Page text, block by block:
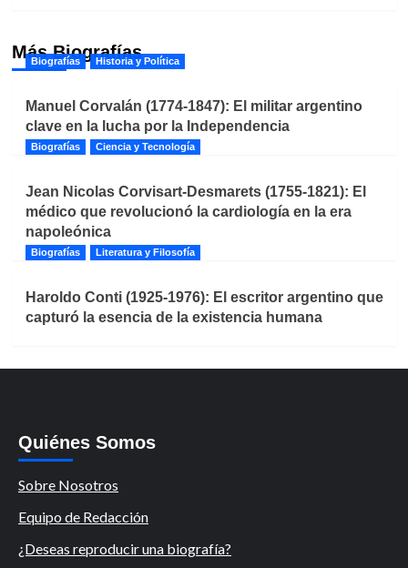
Más Biografías
Biografías Historia y Política
Manuel Corvalán (1774-1847): El militar argentino
clave en la lucha por la Independencia
Biografías Ciencia y Tecnología
Jean Nicolas Corvisart-Desmarets (1755-1821): El
médico que revolucionó la cardiología en la era
napoleónica
Biografías Literatura y Filosofía
Haroldo Conti (1925-1976): El escritor argentino que
capturó la esencia de la existencia humana
Quiénes Somos
Sobre Nosotros
Equipo de Redacción
¿Deseas reproducir una biografía?